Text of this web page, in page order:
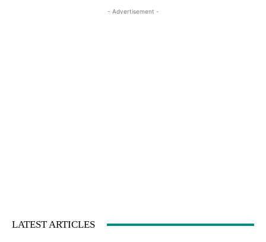
- Advertisement -
LATEST ARTICLES